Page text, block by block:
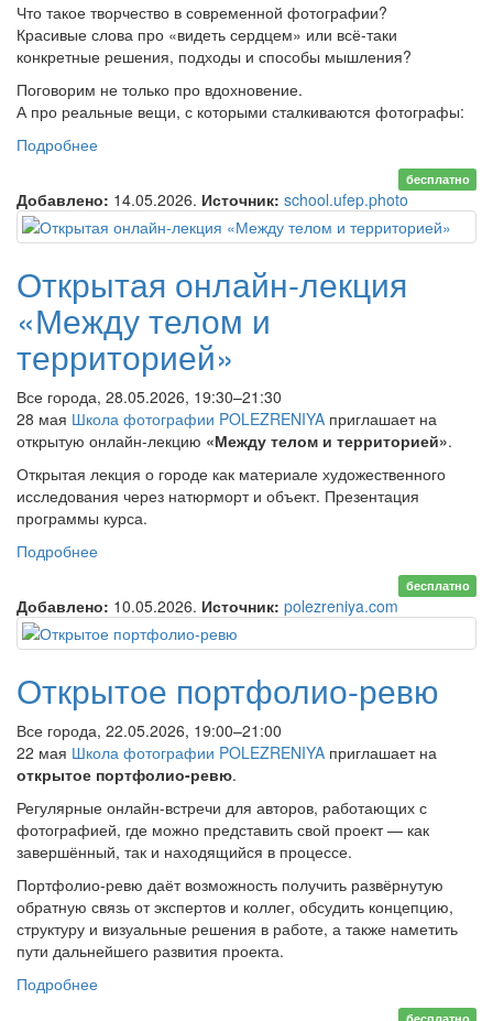
Что такое творчество в современной фотографии?
Красивые слова про «видеть сердцем» или всё-таки
конкретные решения, подходы и способы мышления?
Поговорим не только про вдохновение.
А про реальные вещи, с которыми сталкиваются фотографы:
Подробнее
бесплатно
Добавлено: 14.05.2026. Источник: school.ufep.photo
Открытая онлайн-лекция
«Между телом и
территорией»
Все города, 28.05.2026, 19:30–21:30
28 мая Школа фотографии POLEZRENIYA приглашает на
открытую онлайн-лекцию «Между телом и территорией».
Открытая лекция о городе как материале художественного
исследования через натюрморт и объект. Презентация
программы курса.
Подробнее
бесплатно
Добавлено: 10.05.2026. Источник: polezreniya.com
Открытое портфолио-ревю
Все города, 22.05.2026, 19:00–21:00
22 мая Школа фотографии POLEZRENIYA приглашает на
открытое портфолио-ревю.
Регулярные онлайн-встречи для авторов, работающих с
фотографией, где можно представить свой проект — как
завершённый, так и находящийся в процессе.
Портфолио-ревю даёт возможность получить развёрнутую
обратную связь от экспертов и коллег, обсудить концепцию,
структуру и визуальные решения в работе, а также наметить
пути дальнейшего развития проекта.
Подробнее